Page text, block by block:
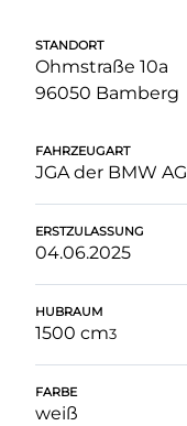
STANDORT
Ohmstraße 10a
96050 Bamberg
FAHRZEUGART
JGA der BMW AG
ERSTZULASSUNG
04.06.2025
HUBRAUM
1500 cm3
FARBE
weiß